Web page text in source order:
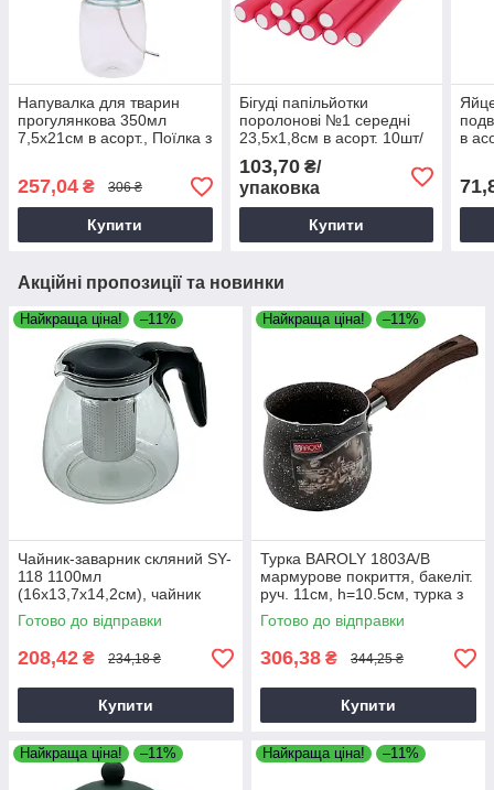
Напувалка для тварин
прогулянкова 350мл
7,5х21см в асорт., Поїлка з
257,04 ₴ 306 ₴
Купити
Бігуді папільйотки
поролонові №1 середні
23,5х1,8см в асорт. 10шт/
уп, Бігуді поролонові,
Папільотки для волосся
103,70₴/
упаковка
Купити
в
Акційні пропозиції та новинки
Найкраща ціна! –11%
Чайник-заварник скляний SY-
118 1100мл
(16х13,7х14,2см), чайник
заварювальний скляний
Готово до відправки
208,42 ₴ 234,18 ₴
Купити
Найкраща ціна! –11%
Турка BAROLY 1803А/В
мармурове покриття, бакеліт.
руч. 11см, h=10.5см, турка з
бакелітовою ручкою
Готово до відправки
306,38 ₴ 344,25 ₴
Купити
Найкраща ціна! –11% Найкраща ціна! –11%